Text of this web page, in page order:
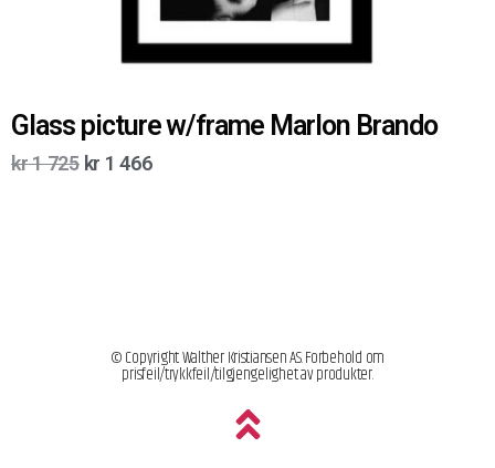
Glass picture w/frame Marlon Brando
kr1 725 kr 1 466
© Copyright Walther Kristiansen AS. Forbehold om
prisfeil/trykkfeil/tilgjengelighet av produkter.